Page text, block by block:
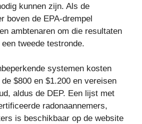
kunnen zijn. Als de
boven de EPA-drempel
ambtenaren om die resultaten
tweede testronde.
systemen kosten
$800 en $1.200 en vereisen
aldus de DEP. Een lijst met
radonaannemers,
is beschikbaar op de website